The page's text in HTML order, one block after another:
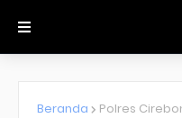
Beranda Polres